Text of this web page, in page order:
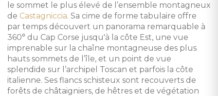
le sommet le plus élevé de l’ensemble montagneux
de Castagniccia. Sa cime de forme tabulaire offre
par temps découvert un panorama remarquable à
360° du Cap Corse jusqu'à la côte Est, une vue
imprenable sur la chaîne montagneuse des plus
hauts sommets de l’île, et un point de vue
splendide sur l’archipel Toscan et parfois la côte
italienne. Ses flancs schisteux sont recouverts de
forêts de châtaigniers, de hêtres et de végétation